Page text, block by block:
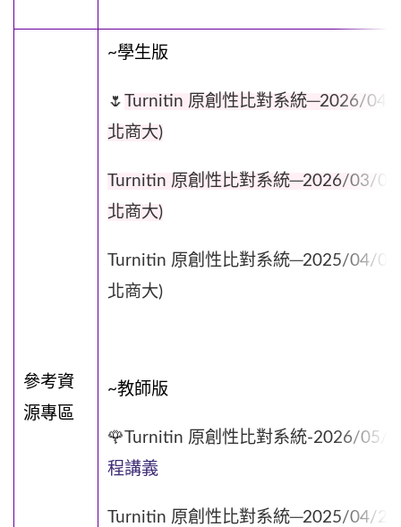
參考資
源專區
~學生版
🌷 Turnitin 原創性比對系統─2026/04/
北商大)
Turnitin 原創性比對系統─2026/03/04
北商大)
Turnitin 原創性比對系統─2025/04/01
北商大)
~教師版
🌹Turnitin 原創性比對系統-2026/05/
程講義
Turnitin 原創性比對系統─2025/04/29